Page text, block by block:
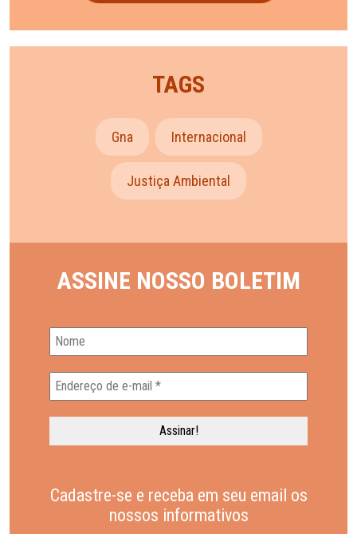
TAGS
Gna Internacional
Justiça Ambiental
ASSINE NOSSO BOLETIM
Cadastre-se e receba em seu email os
nossos informativos